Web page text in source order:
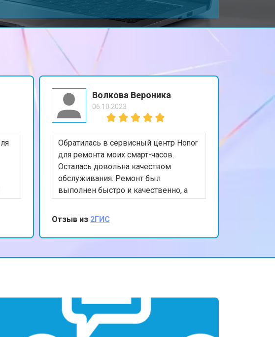
от 1500 ₽ Заказать
от 2900 ₽
от 2300 ₽ Заказать
от 2200 ₽ Заказать
от 3500 ₽
от 2200 ₽
от 1700 ₽
от 2600 ₽
Волкова Вероника
06.10.2023
Обратилась в сервисный центр Honor
для ремонта моих смарт-часов.
Осталась довольна качеством
обслуживания. Ремонт был
выполнен быстро и качественно, а
персонал был очень вежлив и
отзывчив. Спасибо за вашу помощь и
внимание к клиентам!
Отзыв из 2ГИС